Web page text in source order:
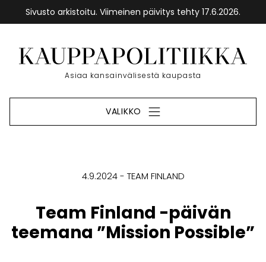
Sivusto arkistoitu. Viimeinen päivitys tehty 17.6.2026.
sisältöön
Etusivu
Asiaa kansainvälisestä kaupasta
VALIKKO
4.9.2024 TEAM FINLAND
Team Finland -päivän
teemana ”Mission Possible”